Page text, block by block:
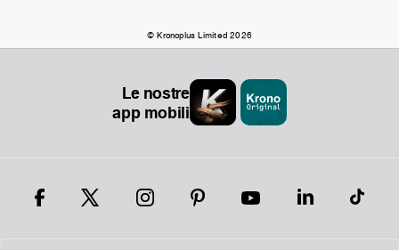
© Kronoplus Limited 2026
Le nostre
app mobili